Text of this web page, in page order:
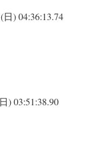
日) 04:36:13.74
) 03:51:38.90